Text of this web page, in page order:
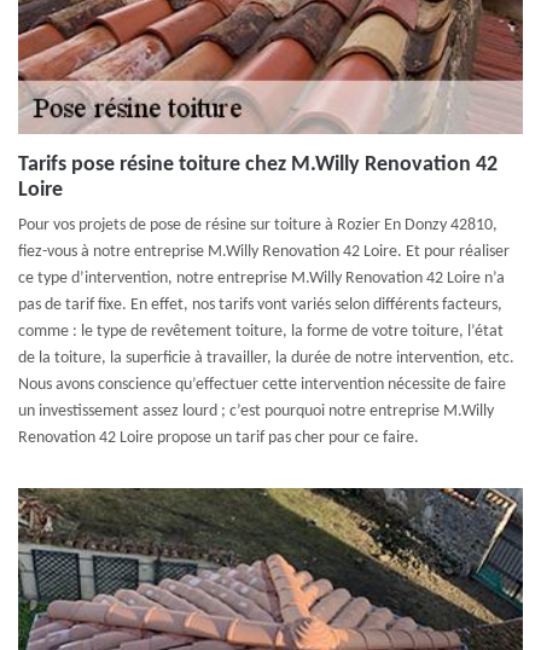
Tarifs pose résine toiture chez M.Willy Renovation 42
Loire
Pour vos projets de pose de résine sur toiture à Rozier En Donzy 42810,
fiez-vous à notre entreprise M.Willy Renovation 42 Loire. Et pour réaliser
ce type d’intervention, notre entreprise M.Willy Renovation 42 Loire n’a
pas de tarif fixe. En effet, nos tarifs vont variés selon différents facteurs,
comme : le type de revêtement toiture, la forme de votre toiture, l’état
de la toiture, la superficie à travailler, la durée de notre intervention, etc.
Nous avons conscience qu’effectuer cette intervention nécessite de faire
un investissement assez lourd ; c’est pourquoi notre entreprise M.Willy
Renovation 42 Loire propose un tarif pas cher pour ce faire.